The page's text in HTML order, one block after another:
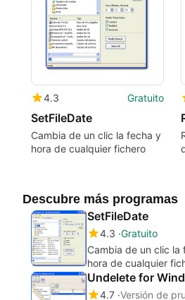
4.3 Gratuito
SetFileDate
Cambia de un clic la fecha y
hora de cualquier fichero
Descubre más programas
SetFileDate
4.3 Gratuito
Cambia de un clic la
hora de cualquier
Undelete for
4.7 Versión de